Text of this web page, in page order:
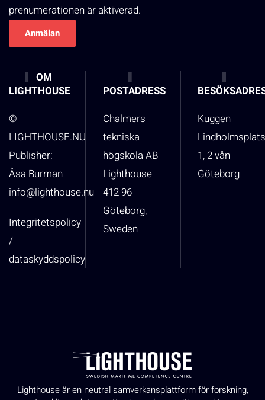
prenumerationen är aktiverad.
OM
LIGHTHOUSE
©
LIGHTHOUSE.NU
Publisher:
Åsa Burman
info@lighthouse.nu
Integritetspolicy
/
dataskyddspolicy
POSTADRESS
Chalmers
tekniska
högskola AB
Lighthouse
412 96
Göteborg,
Sweden
Kuggen
1, 2 vån
Göteborg
Lighthouse är en neutral samverkansplattform för forskning,